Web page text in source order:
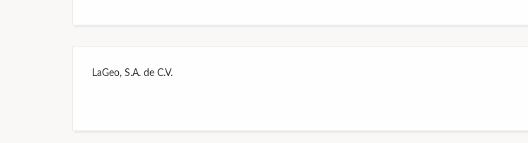
LaGeo, S.A. de C.V.